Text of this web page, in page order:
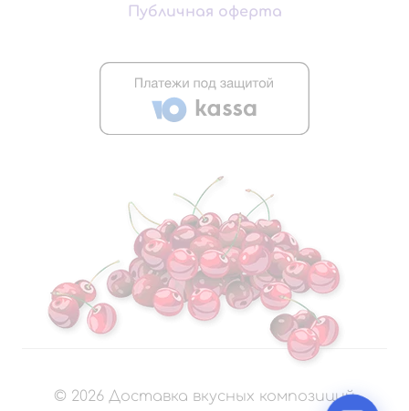
Публичная оферта
© 2026 Доставка вкусных композиций